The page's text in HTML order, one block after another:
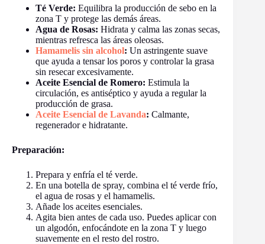
Té Verde: Equilibra la producción de sebo en la
zona T y protege las demás áreas.
Agua de Rosas: Hidrata y calma las zonas secas,
mientras refresca las áreas oleosas.
Hamamelis sin alcohol: Un astringente suave
que ayuda a tensar los poros y controlar la grasa
sin resecar excesivamente.
Aceite Esencial de Romero: Estimula la
circulación, es antiséptico y ayuda a regular la
producción de grasa.
Aceite Esencial de Lavanda: Calmante,
regenerador e hidratante.
Preparación:
Prepara y enfría el té verde.
En una botella de spray, combina el té verde frío,
el agua de rosas y el hamamelis.
Añade los aceites esenciales.
Agita bien antes de cada uso. Puedes aplicar con
un algodón, enfocándote en la zona T y luego
suavemente en el resto del rostro.